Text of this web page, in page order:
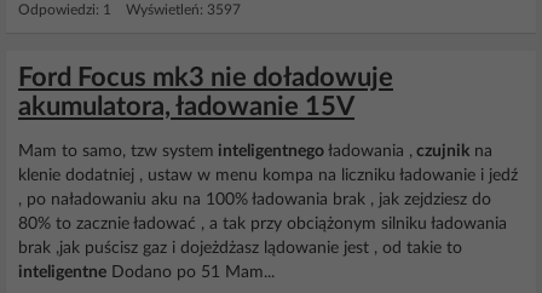
Odpowiedzi: 1 Wyświetleń: 3597
Ford Focus mk3 nie doładowuje
akumulatora, ładowanie 15V
Mam to samo, tzw system inteligentnego ładowania , czujnik na
klenie dodatniej , ustaw w menu kompa na liczniku ładowanie i jedź
, po naładowaniu aku na 100% ładowania brak , jak zejdziesz do
80% to zacznie ładować , a tak przy obciążonym silniku ładowania
brak ,jak puścisz gaz i dojeżdżasz lądowanie jest , od takie to
inteligentne Dodano po 51 Mam...